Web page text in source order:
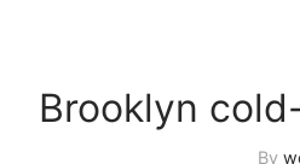
Brooklyn
By